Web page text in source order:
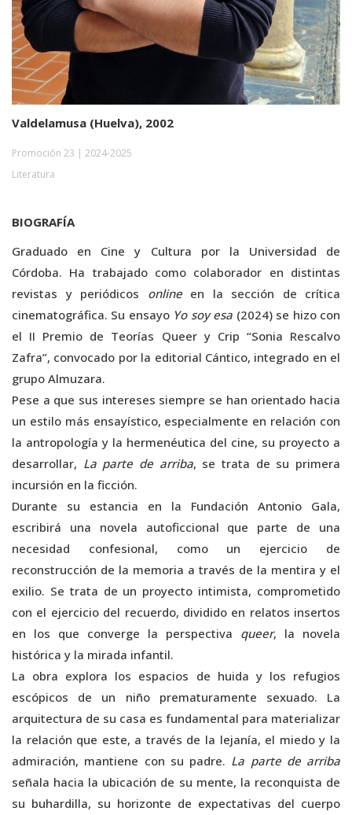
Valdelamusa (Huelva), 2002
Promoción 23 | 2024-2025
Literatura
BIOGRAFÍA
Graduado en Cine y Cultura por la Universidad de
Córdoba. Ha trabajado como colaborador en distintas
revistas y periódicos onlineen la sección de crítica
cinematográfica. Su ensayo Yo soy esa (2024) se hizo con
el II Premio de Teorías Queer y Crip “Sonia Rescalvo
Zafra”, convocado por la editorial Cántico, integrado en el
grupo Almuzara.
Pese a que sus intereses siempre se han orientado hacia
un estilo más ensayístico, especialmente en relación con
la antropología y la hermenéutica del cine, su proyecto a
desarrollar, La parte de arriba, se trata de su primera
incursión en la ficción.
Durante su estancia en la Fundación Antonio Gala,
escribirá una novela autoficcional que parte de una
necesidad confesional, como un ejercicio de
reconstrucción de la memoria a través de la mentira y el
exilio. Se trata de un proyecto intimista, comprometido
con el ejercicio del recuerdo, dividido en relatos insertos
en los que converge la perspectiva queer, la novela
histórica y la mirada infantil.
La obra explora los espacios de huida y los refugios
escópicos de un niño prematuramente sexuado. La
arquitectura de su casa es fundamental para materializar
la relación que este, a través de la lejanía, el miedo y la
admiración, mantiene con su padre. La parte de arriba
señala hacia la ubicación de su mente, la reconquista de
su buhardilla, su horizonte de expectativas del cuerpo